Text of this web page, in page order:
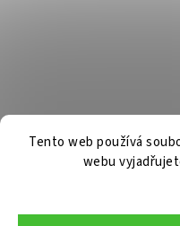
Tento web používá
webu